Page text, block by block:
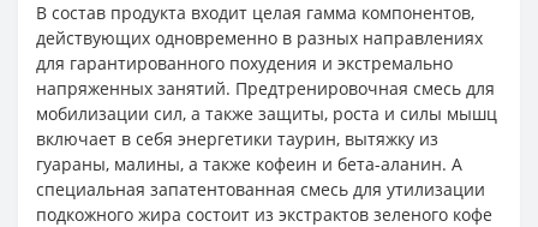
В состав продукта входит целая гамма компонентов,
действующих одновременно в разных направлениях
для гарантированного похудения и экстремально
напряженных занятий. Предтренировочная смесь для
мобилизации сил, а также защиты, роста и силы мышц
включает в себя энергетики таурин, вытяжку из
гуараны, малины, а также кофеин и бета-аланин. А
специальная запатентованная смесь для утилизации
подкожного жира состоит из экстрактов зеленого кофе